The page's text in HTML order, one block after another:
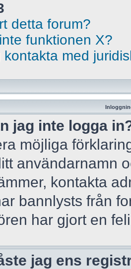
detta forum?
funktionen X?
kontakta med
jag inte logga
möjliga
användarnamn
kontakta
bannlysts från
har gjort en
jag ens